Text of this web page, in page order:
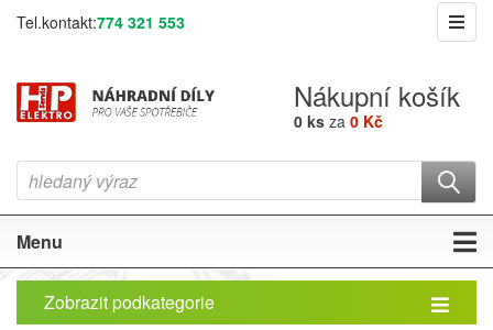
Tel.kontakt:774 321 553
Nákupní košík
0 ks za 0 Kč
Menu
Zobrazit podkategorie